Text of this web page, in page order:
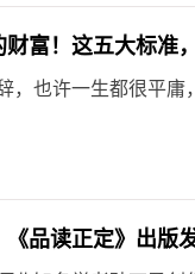
富！这五大标准
，也许一生都很平庸
品读正定》出版